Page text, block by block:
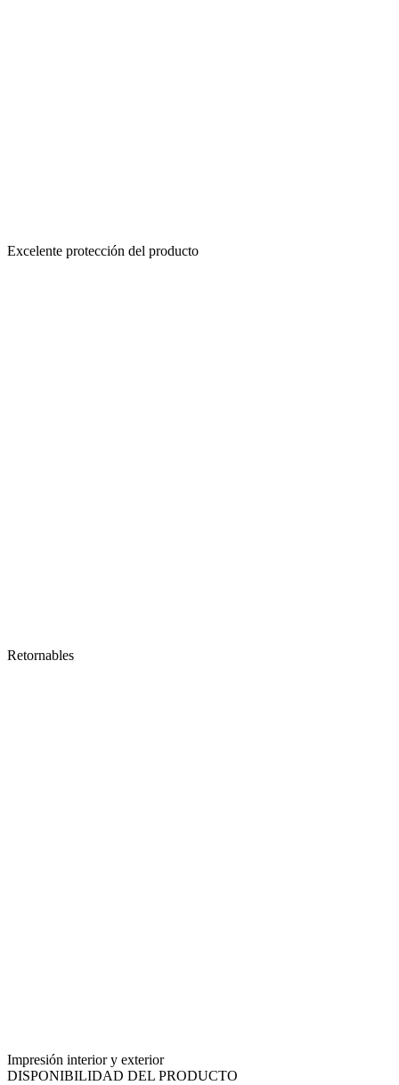
Excelente protección del producto
Retornables
Impresión interior y exterior
DISPONIBILIDAD DEL PRODUCTO